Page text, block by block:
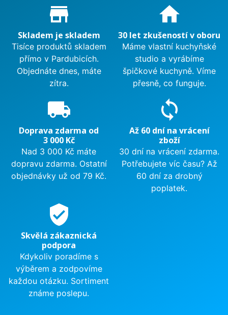
Proč nakupovat u nás?
store_mall_directory
Skladem je skladem
Tisíce produktů skladem
přímo v Pardubicích.
Objednáte dnes, máte
zítra.
home
30 let zkušeností v oboru
Máme vlastní kuchyňské
studio a vyrábíme
špičkové kuchyně. Víme
přesně, co funguje.
local_shipping
Doprava zdarma od
3 000 Kč
Nad 3 000 Kč máte
dopravu zdarma. Ostatní
objednávky už od 79 Kč.
sync
Až 60 dní na vrácení
zboží
30 dní na vrácení zdarma.
Potřebujete víc času? Až
60 dní za drobný
poplatek.
verified_user
Skvělá zákaznická
podpora
Kdykoliv poradíme s
výběrem a zodpovíme
každou otázku. Sortiment
známe poslepu.